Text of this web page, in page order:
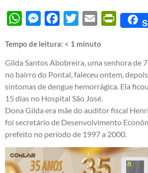
WhatsAppMessengerFacebook
Twitter Email
Tempo de leitura: < 1 minuto
Gilda Santos Abobreira, uma senhora de
no bairro do Pontal, faleceu ontem,
sintomas de dengue hemorrágica. Ela
15 dias no Hospital São José.
Dona Gilda era mãe do auditor fiscal
foi secretário de Desenvolvimento
prefeito no período de 1997 a 2000.